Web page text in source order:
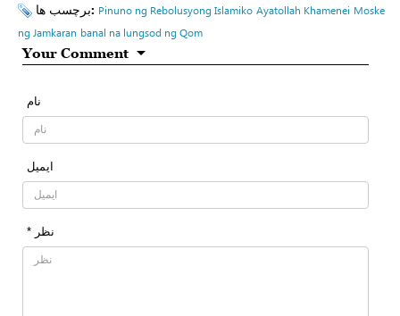
برچسب ها: Pinuno ng Rebolusyong Islamiko Ayatollah Khamenei Moske
ng Jamkaran banal na lungsod ng Qom
Your Comment
نام
ایمیل
* نظر